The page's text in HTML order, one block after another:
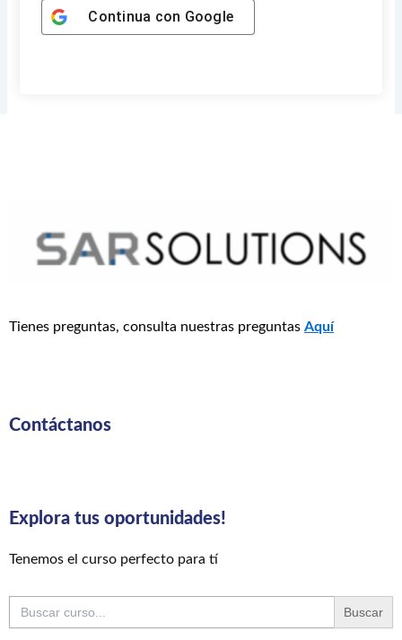
Continua con Google
Tienes preguntas, consulta nuestras preguntas Aquí
Contáctanos
Explora tus oportunidades!
Tenemos el curso perfecto para tí
Buscar: